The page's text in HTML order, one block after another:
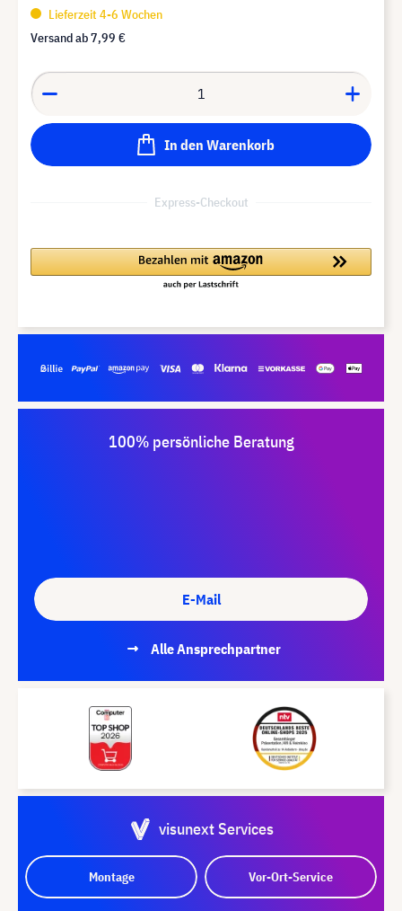
Lieferzeit 4-6 Wochen
Versand ab7,99 €
In den Warenkorb
Express-Checkout
100% persönliche Beratung
E-Mail
Alle Ansprechpartner
visunext Services
Montage Vor-Ort-Service